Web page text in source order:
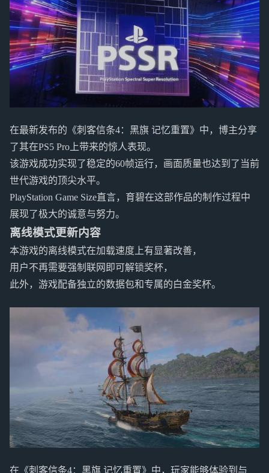
在最新发布的《刺客信条4：黑旗 记忆重置》中，博主分享
了其在PS5 Pro上带来的惊人表现。
该游戏成功实现了稳定的60帧运行，画面质量也达到了当前
世代游戏的顶尖水平。
PlayStation Game Size直言，育碧在这部作品的制作过程中
展现了极大的诚意与努力。
离线模式更新内容
本游戏的离线模式在加载速度上有显著改善，
用户不再需要强制联网即可解锁奖杯，
此外，游戏配备独立的数据包和专属的白金奖杯。
在《刺客信条4：黑旗 记忆重置》中，玩家能够体验到与